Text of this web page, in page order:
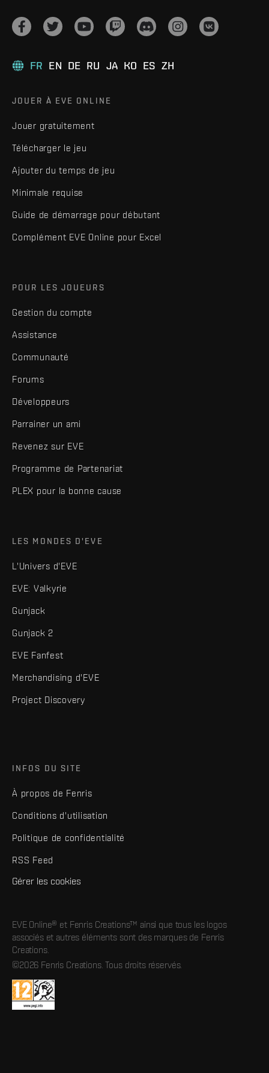
FR EN DE RU JA KO ES ZH
JOUER À EVE ONLINE
Jouer gratuitement
Télécharger le jeu
Ajouter du temps de jeu
Minimale requise
Guide de démarrage pour débutant
Complément EVE Online pour Excel
POUR LES JOUEURS
Gestion du compte
Assistance
Communauté
Forums
Développeurs
Parrainer un ami
Revenez sur EVE
Programme de Partenariat
PLEX pour la bonne cause
LES MONDES D'EVE
L'Univers d'EVE
EVE: Valkyrie
Gunjack
Gunjack 2
EVE Fanfest
Merchandising d'EVE
Project Discovery
INFOS DU SITE
À propos de Fenris
Conditions d'utilisation
Politique de confidentialité
RSS Feed
Gérer les cookies
EVE Online® et Fenris Creations™ ainsi que tous les logos
associés et autres éléments sont des marques de Fenris
Creations.
©2026 Fenris Creations. Tous droits réservés.